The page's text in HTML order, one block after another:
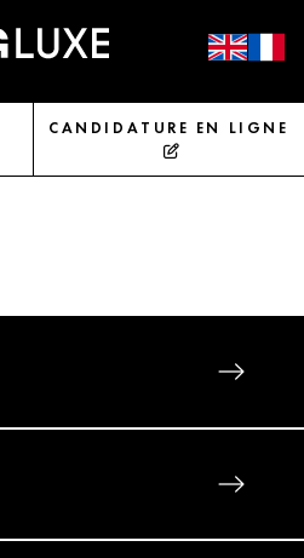
CANDIDATURE EN LIGNE